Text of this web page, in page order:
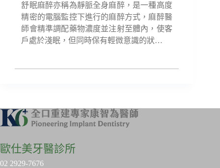
舒眠麻醉亦稱為靜脈全身麻醉，是一種高度
精密的電腦監控下進行的麻醉方式，麻醉醫
師會精準調配藥物濃度並注射至體內，使客
戶處於淺眠，但同時保有輕微意識的狀…
歐仕美牙醫診所
02 2929-7676